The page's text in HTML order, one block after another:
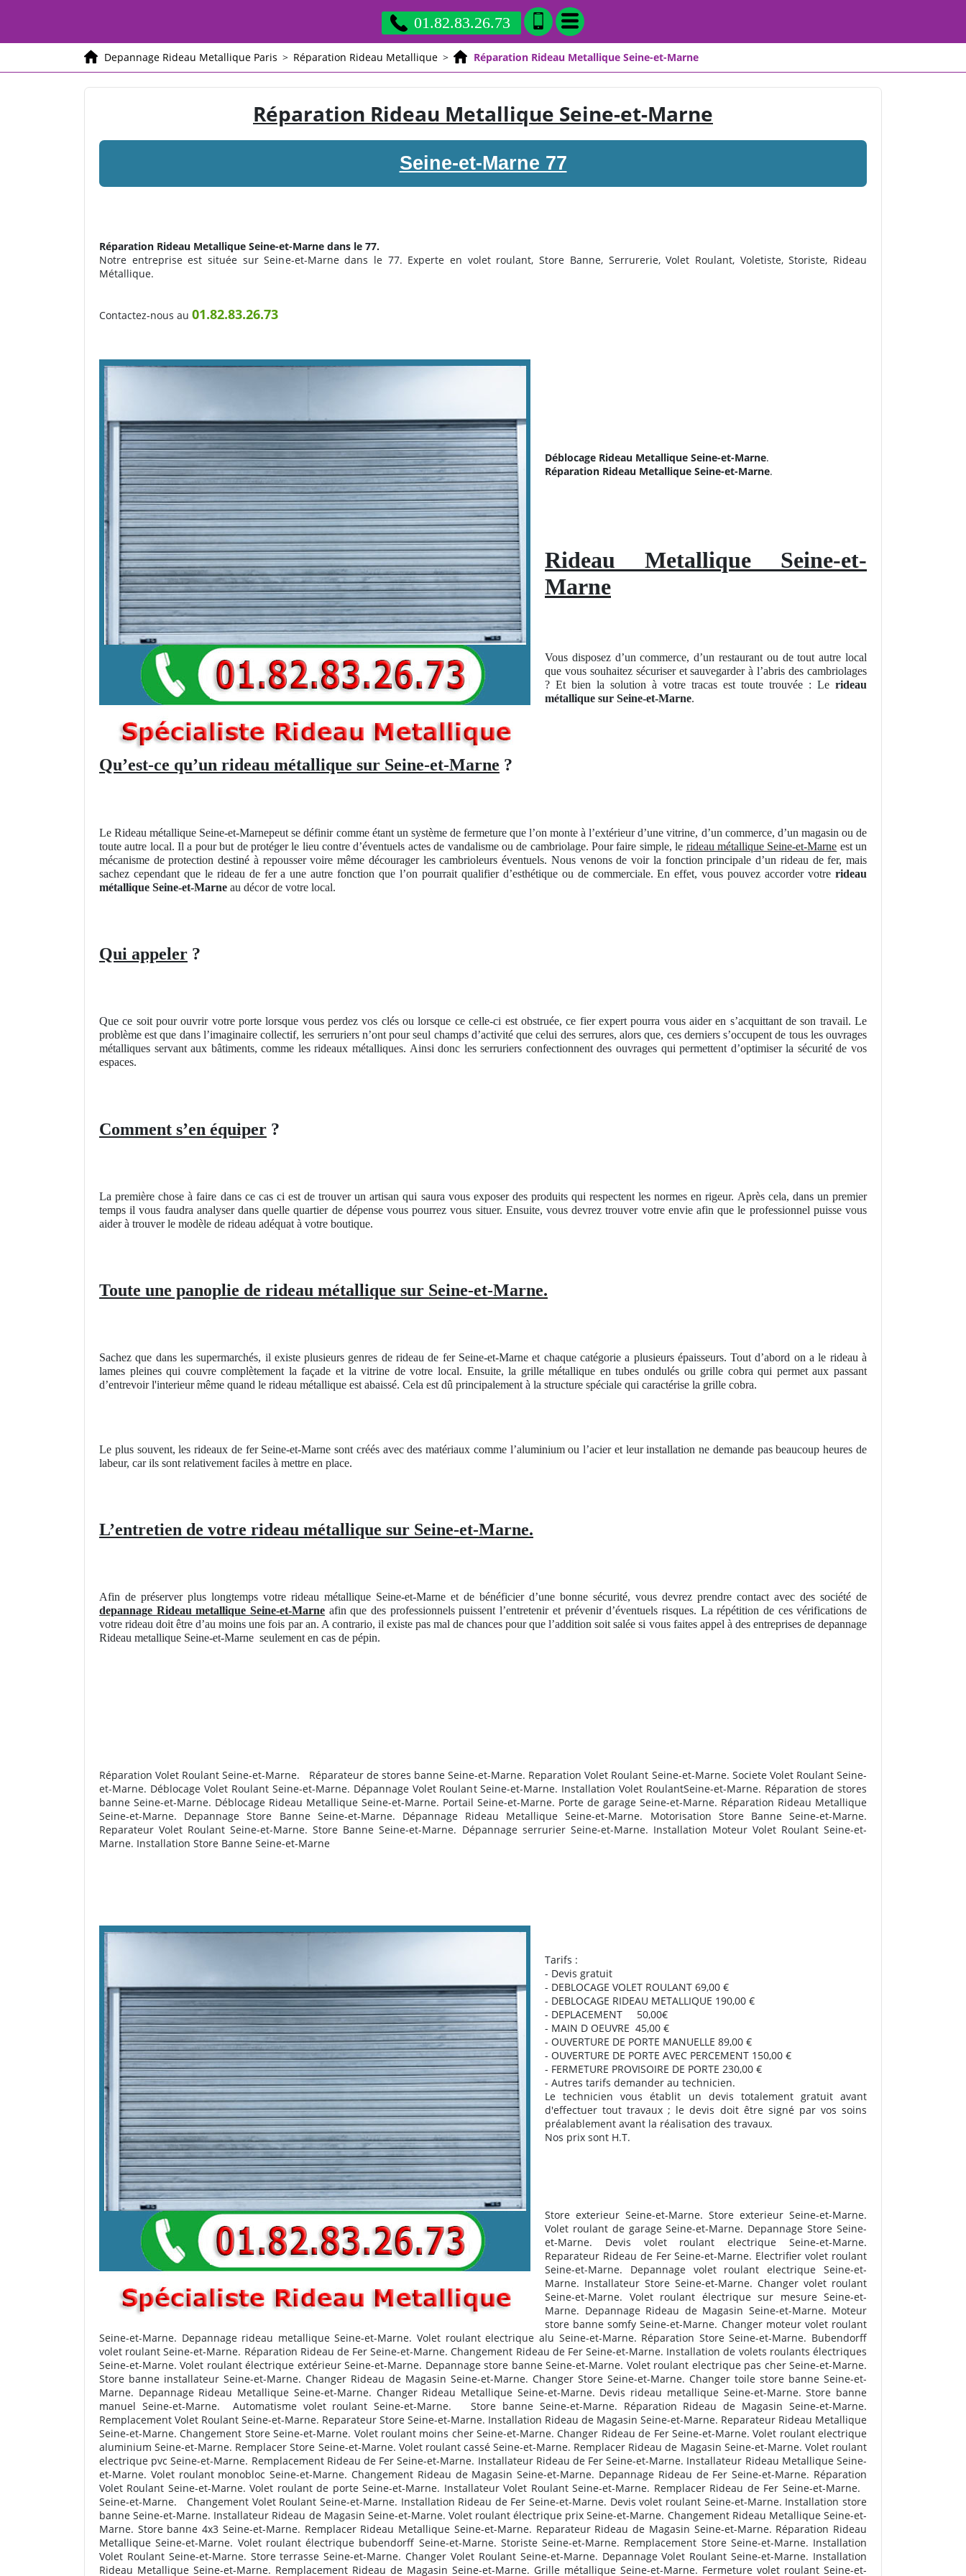
01.82.83.26.73
Depannage Rideau Metallique Paris > Réparation Rideau Metallique > Réparation Rideau Metallique Seine-et-Marne
Réparation Rideau Metallique Seine-et-Marne
Seine-et-Marne 77
Réparation Rideau Metallique Seine-et-Marne dans le 77.
Notre entreprise est située sur Seine-et-Marne dans le 77. Experte en volet roulant, Store Banne, Serrurerie, Volet Roulant, Voletiste, Storiste, Rideau
Métallique.
Contactez-nous au 01.82.83.26.73
Déblocage Rideau Metallique Seine-et-Marne.
Réparation Rideau Metallique Seine-et-Marne.
Rideau Metallique Seine-et-
Marne
Vous disposez d’un commerce, d’un restaurant ou de tout autre local
que vous souhaitez sécuriser et sauvegarder à l’abris des cambriolages
? Et bien la solution à votre tracas est toute trouvée : Le rideau
métallique sur Seine-et-Marne.
Qu’est-ce qu’un rideau métallique sur Seine-et-Marne ?
Le Rideau métallique Seine-et-Marnepeut se définir comme étant un système de fermeture que l’on monte à l’extérieur d’une vitrine, d’un commerce, d’un magasin ou de
toute autre local. Il a pour but de protéger le lieu contre d’éventuels actes de vandalisme ou de cambriolage. Pour faire simple, le rideau métallique Seine-et-Marne est un
mécanisme de protection destiné à repousser voire même décourager les cambrioleurs éventuels. Nous venons de voir la fonction principale d’un rideau de fer, mais
sachez cependant que le rideau de fer a une autre fonction que l’on pourrait qualifier d’esthétique ou de commerciale. En effet, vous pouvez accorder votre rideau
métallique Seine-et-Marne au décor de votre local.
Qui appeler ?
Que ce soit pour ouvrir votre porte lorsque vous perdez vos clés ou lorsque ce celle-ci est obstruée, ce fier expert pourra vous aider en s’acquittant de son travail. Le
problème est que dans l’imaginaire collectif, les serruriers n’ont pour seul champs d’activité que celui des serrures, alors que, ces derniers s’occupent de tous les ouvrages
métalliques servant aux bâtiments, comme les rideaux métalliques. Ainsi donc les serruriers confectionnent des ouvrages qui permettent d’optimiser la sécurité de vos
espaces.
Comment s’en équiper ?
La première chose à faire dans ce cas ci est de trouver un artisan qui saura vous exposer des produits qui respectent les normes en rigeur. Après cela, dans un premier
temps il vous faudra analyser dans quelle quartier de dépense vous pourrez vous situer. Ensuite, vous devrez trouver votre envie afin que le professionnel puisse vous
aider à trouver le modèle de rideau adéquat à votre boutique.
Toute une panoplie de rideau métallique sur Seine-et-Marne.
Sachez que dans les supermarchés, il existe plusieurs genres de rideau de fer Seine-et-Marne et chaque catégorie a plusieurs épaisseurs. Tout d’abord on a le rideau à
lames pleines qui couvre complètement la façade et la vitrine de votre local. Ensuite, la grille métallique en tubes ondulés ou grille cobra qui permet aux passant
d’entrevoir l'interieur même quand le rideau métallique est abaissé. Cela est dû principalement à la structure spéciale qui caractérise la grille cobra.
Le plus souvent, les rideaux de fer Seine-et-Marne sont créés avec des matériaux comme l’aluminium ou l’acier et leur installation ne demande pas beaucoup heures de
labeur, car ils sont relativement faciles à mettre en place.
L’entretien de votre rideau métallique sur Seine-et-Marne.
Afin de préserver plus longtemps votre rideau métallique Seine-et-Marne et de bénéficier d’une bonne sécurité, vous devrez prendre contact avec des société de
depannage Rideau metallique Seine-et-Marne afin que des professionnels puissent l’entretenir et prévenir d’éventuels risques. La répétition de ces vérifications de
votre rideau doit être d’au moins une fois par an. A contrario, il existe pas mal de chances pour que l’addition soit salée si vous faites appel à des entreprises de depannage
Rideau metallique Seine-et-Marne seulement en cas de pépin.
Réparation Volet Roulant Seine-et-Marne. Réparateur de stores banne Seine-et-Marne. Reparation Volet Roulant Seine-et-Marne. Societe Volet Roulant Seine-
et-Marne. Déblocage Volet Roulant Seine-et-Marne. Dépannage Volet Roulant Seine-et-Marne. Installation Volet RoulantSeine-et-Marne. Réparation de stores
banne Seine-et-Marne. Déblocage Rideau Metallique Seine-et-Marne. Portail Seine-et-Marne. Porte de garage Seine-et-Marne. Réparation Rideau Metallique
Seine-et-Marne. Depannage Store Banne Seine-et-Marne. Dépannage Rideau Metallique Seine-et-Marne. Motorisation Store Banne Seine-et-Marne.
Reparateur Volet Roulant Seine-et-Marne. Store Banne Seine-et-Marne. Dépannage serrurier Seine-et-Marne. Installation Moteur Volet Roulant Seine-et-
Marne. Installation Store Banne Seine-et-Marne
Tarifs :
- Devis gratuit
- DEBLOCAGE VOLET ROULANT 69,00 €
- DEBLOCAGE RIDEAU METALLIQUE 190,00 €
- DEPLACEMENT 50,00€
- MAIN D OEUVRE 45,00 €
- OUVERTURE DE PORTE MANUELLE 89,00 €
- OUVERTURE DE PORTE AVEC PERCEMENT 150,00 €
- FERMETURE PROVISOIRE DE PORTE 230,00 €
- Autres tarifs demander au technicien.
Le technicien vous établit un devis totalement gratuit avant
d'effectuer tout travaux ; le devis doit être signé par vos soins
préalablement avant la réalisation des travaux.
Nos prix sont H.T.
Store exterieur Seine-et-Marne. Store exterieur Seine-et-Marne.
Volet roulant de garage Seine-et-Marne. Depannage Store Seine-
et-Marne. Devis volet roulant electrique Seine-et-Marne.
Reparateur Rideau de Fer Seine-et-Marne. Electrifier volet roulant
Seine-et-Marne. Depannage volet roulant electrique Seine-et-
Marne. Installateur Store Seine-et-Marne. Changer volet roulant
Seine-et-Marne. Volet roulant électrique sur mesure Seine-et-
Marne. Depannage Rideau de Magasin Seine-et-Marne. Moteur
store banne somfy Seine-et-Marne. Changer moteur volet roulant
Seine-et-Marne. Depannage rideau metallique Seine-et-Marne. Volet roulant electrique alu Seine-et-Marne. Réparation Store Seine-et-Marne. Bubendorff
volet roulant Seine-et-Marne. Réparation Rideau de Fer Seine-et-Marne. Changement Rideau de Fer Seine-et-Marne. Installation de volets roulants électriques
Seine-et-Marne. Volet roulant électrique extérieur Seine-et-Marne. Depannage store banne Seine-et-Marne. Volet roulant electrique pas cher Seine-et-Marne.
Store banne installateur Seine-et-Marne. Changer Rideau de Magasin Seine-et-Marne. Changer Store Seine-et-Marne. Changer toile store banne Seine-et-
Marne. Depannage Rideau Metallique Seine-et-Marne. Changer Rideau Metallique Seine-et-Marne. Devis rideau metallique Seine-et-Marne. Store banne
manuel Seine-et-Marne. Automatisme volet roulant Seine-et-Marne. Store banne Seine-et-Marne. Réparation Rideau de Magasin Seine-et-Marne.
Remplacement Volet Roulant Seine-et-Marne. Reparateur Store Seine-et-Marne. Installation Rideau de Magasin Seine-et-Marne. Reparateur Rideau Metallique
Seine-et-Marne. Changement Store Seine-et-Marne. Volet roulant moins cher Seine-et-Marne. Changer Rideau de Fer Seine-et-Marne. Volet roulant electrique
aluminium Seine-et-Marne. Remplacer Store Seine-et-Marne. Volet roulant cassé Seine-et-Marne. Remplacer Rideau de Magasin Seine-et-Marne. Volet roulant
electrique pvc Seine-et-Marne. Remplacement Rideau de Fer Seine-et-Marne. Installateur Rideau de Fer Seine-et-Marne. Installateur Rideau Metallique Seine-
et-Marne. Volet roulant monobloc Seine-et-Marne. Changement Rideau de Magasin Seine-et-Marne. Depannage Rideau de Fer Seine-et-Marne. Réparation
Volet Roulant Seine-et-Marne. Volet roulant de porte Seine-et-Marne. Installateur Volet Roulant Seine-et-Marne. Remplacer Rideau de Fer Seine-et-Marne.
Seine-et-Marne. Changement Volet Roulant Seine-et-Marne. Installation Rideau de Fer Seine-et-Marne. Devis volet roulant Seine-et-Marne. Installation store
banne Seine-et-Marne. Installateur Rideau de Magasin Seine-et-Marne. Volet roulant électrique prix Seine-et-Marne. Changement Rideau Metallique Seine-et-
Marne. Store banne 4x3 Seine-et-Marne. Remplacer Rideau Metallique Seine-et-Marne. Reparateur Rideau de Magasin Seine-et-Marne. Réparation Rideau
Metallique Seine-et-Marne. Volet roulant électrique bubendorff Seine-et-Marne. Storiste Seine-et-Marne. Remplacement Store Seine-et-Marne. Installation
Volet Roulant Seine-et-Marne. Store terrasse Seine-et-Marne. Changer Volet Roulant Seine-et-Marne. Depannage Volet Roulant Seine-et-Marne. Installation
Rideau Metallique Seine-et-Marne. Remplacement Rideau de Magasin Seine-et-Marne. Grille métallique Seine-et-Marne. Fermeture volet roulant Seine-et-